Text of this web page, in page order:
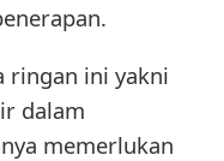
ringan ini yakni
dalam
memerlukan